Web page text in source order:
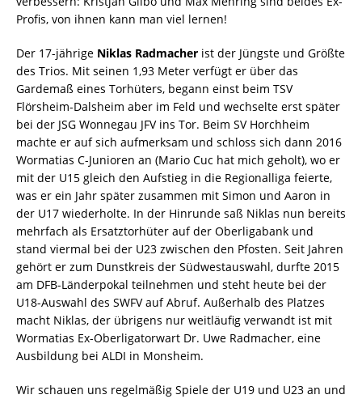
Profis, von ihnen kann man viel lernen!
Der 17-jährige Niklas Radmacher ist der Jüngste und Größte
des Trios. Mit seinen 1,93 Meter verfügt er über das
Gardemaß eines Torhüters, begann einst beim TSV
Flörsheim-Dalsheim aber im Feld und wechselte erst später
bei der JSG Wonnegau JFV ins Tor. Beim SV Horchheim
machte er auf sich aufmerksam und schloss sich dann 2016
Wormatias C-Junioren an (Mario Cuc hat mich geholt), wo er
mit der U15 gleich den Aufstieg in die Regionalliga feierte,
was er ein Jahr später zusammen mit Simon und Aaron in
der U17 wiederholte. In der Hinrunde saß Niklas nun bereits
mehrfach als Ersatztorhüter auf der Oberligabank und
stand viermal bei der U23 zwischen den Pfosten. Seit Jahren
gehört er zum Dunstkreis der Südwestauswahl, durfte 2015
am DFB-Länderpokal teilnehmen und steht heute bei der
U18-Auswahl des SWFV auf Abruf. Außerhalb des Platzes
macht Niklas, der übrigens nur weitläufig verwandt ist mit
Wormatias Ex-Oberligatorwart Dr. Uwe Radmacher, eine
Ausbildung bei ALDI in Monsheim.
Wir schauen uns regelmäßig Spiele der U19 und U23 an und